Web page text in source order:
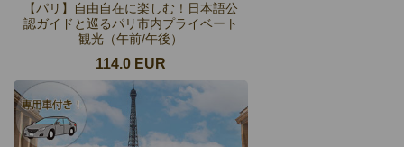
【パリ】自由自在に楽しむ！日本語公
認ガイドと巡るパリ市内プライベート
観光（午前/午後）
114.0 EUR